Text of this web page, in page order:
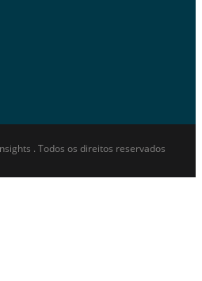
. Todos os direitos reservados